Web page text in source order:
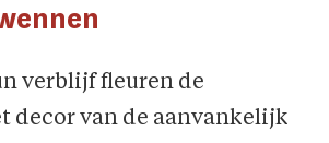
verblijf fleuren de
decor van de aanvankelijk